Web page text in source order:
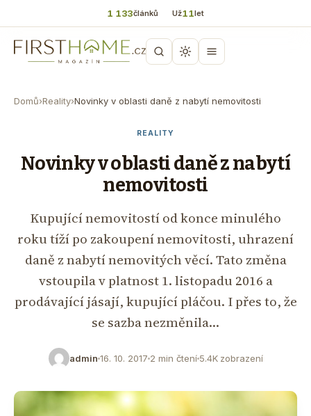
1 133článků Už11let
Domů›Reality›Novinky v oblasti daně z nabytí nemovitosti
REALITY
Novinky v oblasti daně z nabytí
nemovitosti
Kupující nemovitostí od konce minulého
roku tíží po zakoupení nemovitosti, uhrazení
daně z nabytí nemovitých věcí. Tato změna
vstoupila v platnost 1. listopadu 2016 a
prodávající jásají, kupující pláčou. I přes to, že
se sazba nezměnila…
admin 16. 10. 2017 2 min čtení5.4K zobrazení